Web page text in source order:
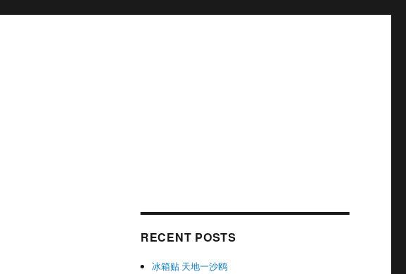
RECENT POSTS
冰箱贴 天地一沙鸥